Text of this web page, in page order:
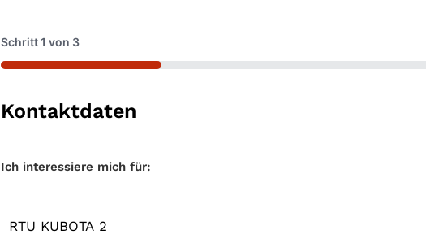
Schritt1 von 3
33%
Kontaktdaten
Maschinentyp *
Ich interessiere mich für: